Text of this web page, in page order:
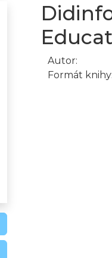
Autor:
Formát knihy: